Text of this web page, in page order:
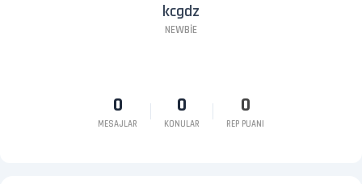
0
MESAJLAR
0
KONULAR
0
REP PUANI
kcgdz
NEWBIE